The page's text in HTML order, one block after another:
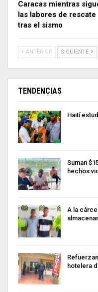
Caracas mientras
las labores de rescate
tras el sismo
ANTERIOR SIGUIENTE
TENDENCIAS
Haití
Suman
hechos
A la cárcel
hotelera